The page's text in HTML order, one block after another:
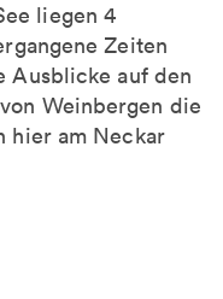
liegen 4
Zeiten
Ausblicke auf den
Weinbergen die
hier am Neckar